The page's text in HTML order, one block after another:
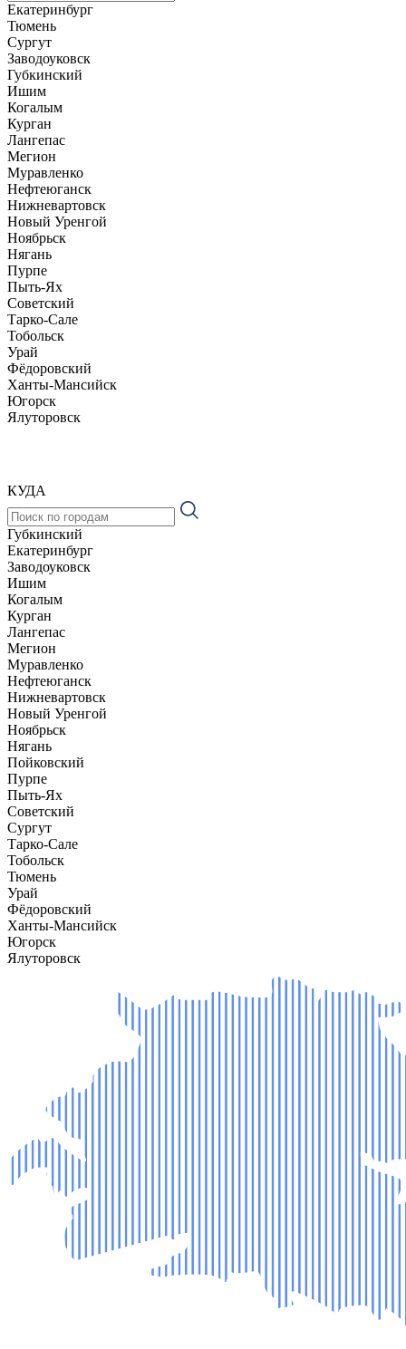
Екатеринбург
Тюмень
Сургут
Заводоуковск
Губкинский
Ишим
Когалым
Курган
Лангепас
Мегион
Муравленко
Нефтеюганск
Нижневартовск
Новый Уренгой
Ноябрьск
Нягань
Пурпе
Пыть-Ях
Советский
Тарко-Сале
Тобольск
Урай
Фёдоровский
Ханты-Мансийск
Югорск
Ялуторовск
КУДА
Губкинский
Екатеринбург
Заводоуковск
Ишим
Когалым
Курган
Лангепас
Мегион
Муравленко
Нефтеюганск
Нижневартовск
Новый Уренгой
Ноябрьск
Нягань
Пойковский
Пурпе
Пыть-Ях
Советский
Сургут
Тарко-Сале
Тобольск
Тюмень
Урай
Фёдоровский
Ханты-Мансийск
Югорск
Ялуторовск